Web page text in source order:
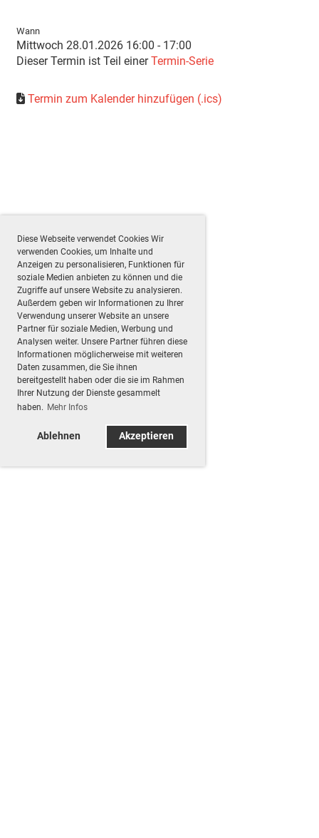
Diese Webseite verwendet Cookies Wir
verwenden Cookies, um Inhalte und
Anzeigen zu personalisieren, Funktionen für
soziale Medien anbieten zu können und die
Zugriffe auf unsere Website zu analysieren.
Außerdem geben wir Informationen zu Ihrer
Verwendung unserer Website an unsere
Partner für soziale Medien, Werbung und
Analysen weiter. Unsere Partner führen diese
Informationen möglicherweise mit weiteren
Daten zusammen, die Sie ihnen
bereitgestellt haben oder die sie im Rahmen
Ihrer Nutzung der Dienste gesammelt
haben. Mehr Infos
Ablehnen Akzeptieren
Wann
Mittwoch 28.01.2026 16:00 - 17:00
Dieser Termin ist Teil einerTermin-Serie
Termin zum Kalender hinzufügen (.ics)